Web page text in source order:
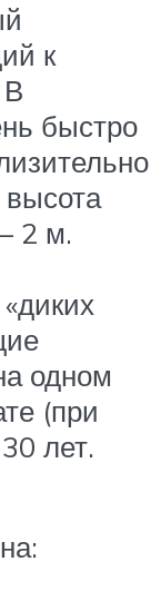
к
В
быстро
2 м.
одном
(при
лет.